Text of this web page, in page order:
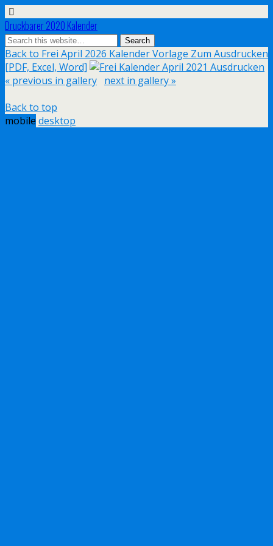
Druckbarer 2020 Kalender
Back to Frei April 2026 Kalender Vorlage Zum Ausdrucken
[PDF, Excel, Word]
« previous in gallery next in gallery »
Back to top
mobile desktop